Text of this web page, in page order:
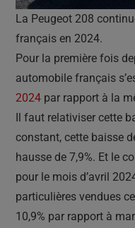
La Peugeot 208
français en 2024.
Pour la première fois
automobile français
2024 par rapport à la
Il faut relativiser cette
constant, cette baisse
hausse de 7,9%. Et le
pour le mois d’avril
particulières vendues
10,9% par rapport à